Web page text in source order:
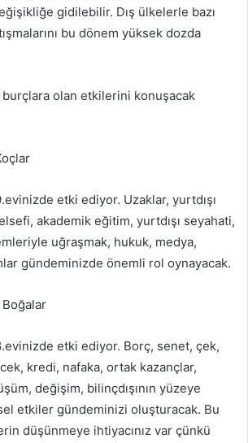
gidilebilir. Dış ülkelerle bazı
bu dönem yüksek dozda
burçlara olan etkilerini konuşacak
etki ediyor. Uzaklar, yurtdışı
akademik eğitim, yurtdışı seyahati,
uğraşmak, hukuk, medya,
gündeminizde önemli rol oynayacak.
etki ediyor. Borç, senet, çek,
kredi, nafaka, ortak kazançlar,
değişim, bilinçdışının yüzeye
etkiler gündeminizi oluşturacak. Bu
düşünmeye ihtiyacınız var çünkü